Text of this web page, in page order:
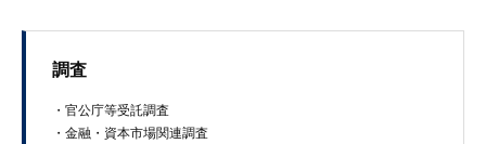
調査
・官​公庁​等​受託​調​査
・​金融​・資本市​場​関連調査